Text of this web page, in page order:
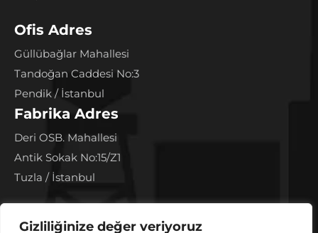
Gizliliğinize değer veriyoruz
Ofis Adres
Güllübağlar Mahallesi
Tandoğan Caddesi No:3
Pendik / İstanbul
Fabrika Adres
Deri OSB. Mahallesi
Antik Sokak No:15/Z1
Tuzla / İstanbul
İletişim